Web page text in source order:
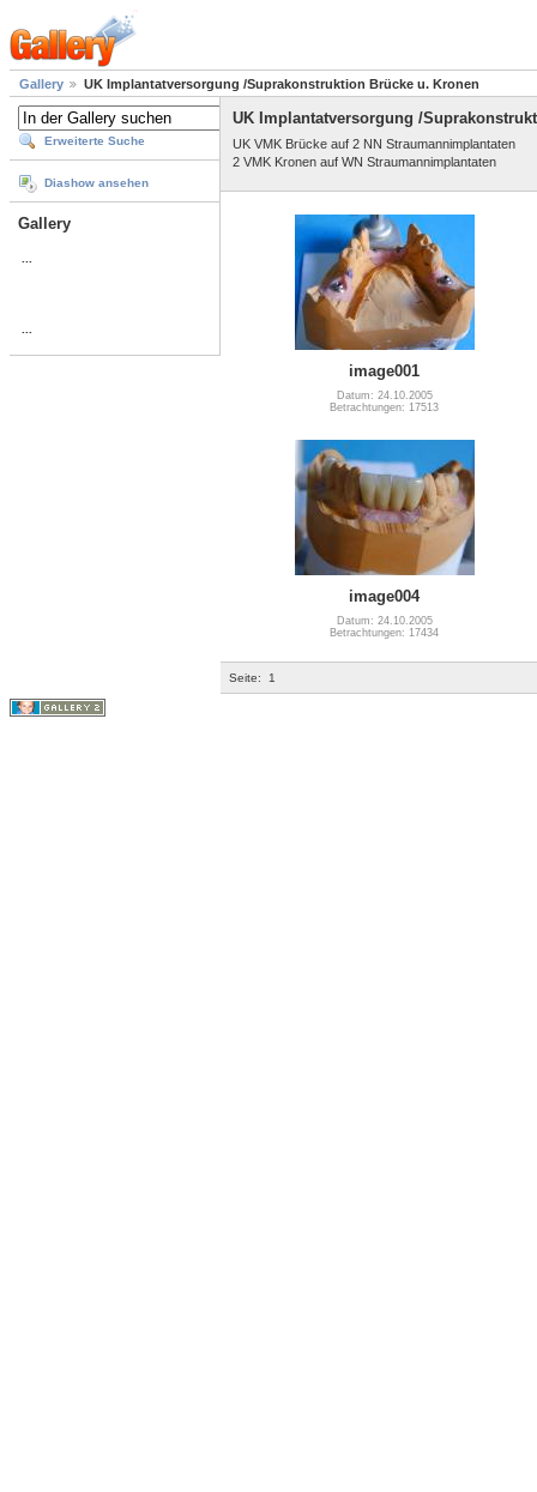
Gallery UK Implantatversorgung /Suprakonstruktion Brücke u. Kronen
Erweiterte Suche
Diashow ansehen
Gallery
UK Implantatversorgung /
UK VMK Brücke auf 2 NN Straumannimplantaten
2 VMK Kronen auf WN Straumannimplantaten
image001
Datum: 24.10.2005
Betrachtungen: 17513
image004
Datum: 24.10.2005
Betrachtungen: 17434
Seite: 1